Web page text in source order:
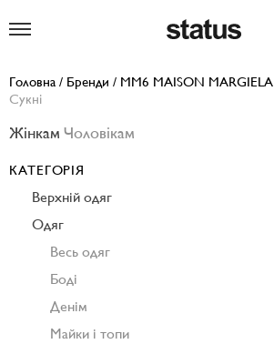
Головна / Бренди / MM6 MAISON MARGIELA
Сукні
Жінкам Чоловікам
КАТЕГОРІЯ
Верхній одяг
Одяг
Весь одяг
Боді
Денім
Майки і топи